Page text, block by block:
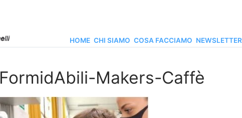
HOME CHI SIAMO COSA FACCIAMO NEWSLETTER
FormidAbili-Makers-Caffè